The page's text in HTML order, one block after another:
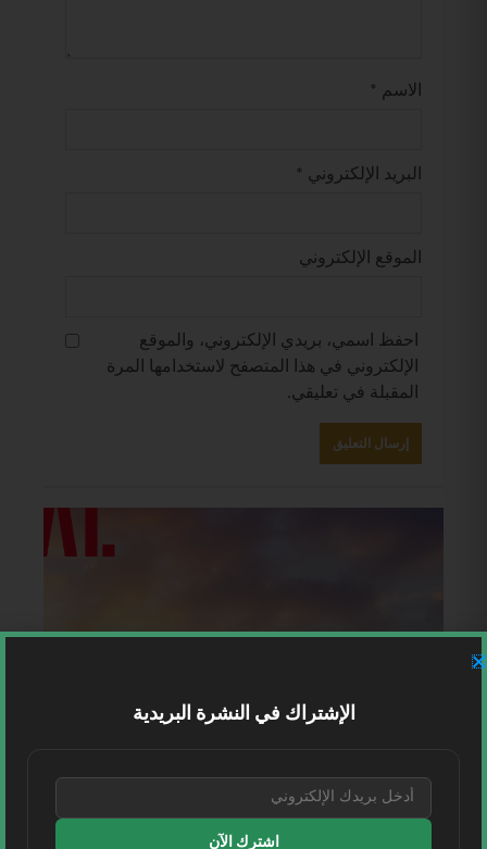
الاسم *
البريد الإلكتروني *
الموقع الإلكتروني
احفظ اسمي، بريدي الإلكتروني، والموقع
الإلكتروني في هذا المتصفح لاستخدامها المرة
المقبلة في تعليقي.
الإشتراك في النشرة البريدية
اشترك الآن